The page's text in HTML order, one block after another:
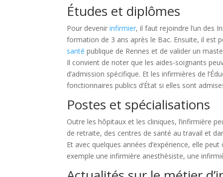
Études et diplômes
Pour devenirinfirmier, il faut rejoindre l’un des
formation de 3 ans après le Bac. Ensuite, il est
santé publique de Rennes et de valider un
Il convient de noter que les aides-soignants
d’admission spécifique. Et les infirmières de
fonctionnaires publics d’État si elles sont
Postes et spécialisations
Outre les hôpitaux et les cliniques, l’infirmière
de retraite, des centres de santé au travail et
Et avec quelques années d’expérience, elle
exemple une infirmière anesthésiste, une